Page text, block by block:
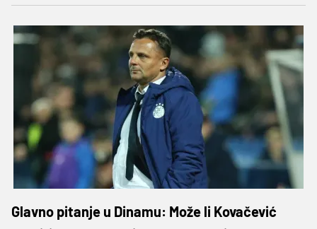
Glavno pitanje u Dinamu: Može li Kovačević